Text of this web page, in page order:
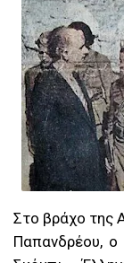
Στο βράχο της
Παπανδρέου, ο